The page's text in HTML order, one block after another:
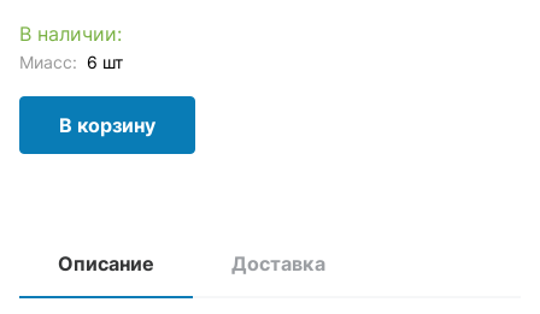
В наличии:
Миасс: 6 шт
В корзину
Описание Доставка